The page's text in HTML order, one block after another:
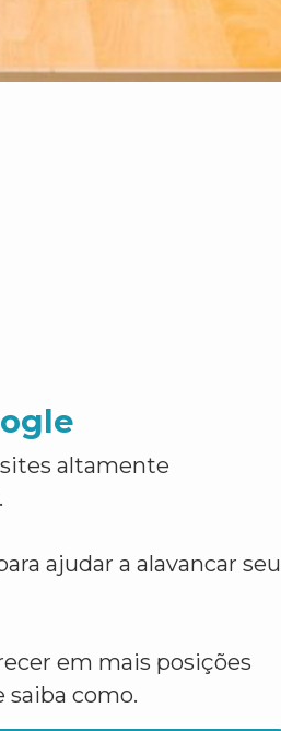
altamente
ajudar a alavancar seu
em mais posições
saiba como.